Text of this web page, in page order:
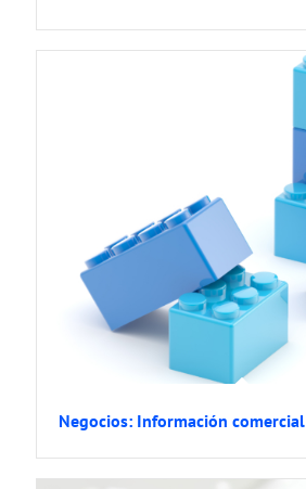
Negocios: Información comercial